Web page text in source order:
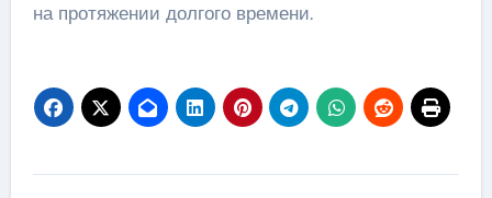
на протяжении долгого времени.